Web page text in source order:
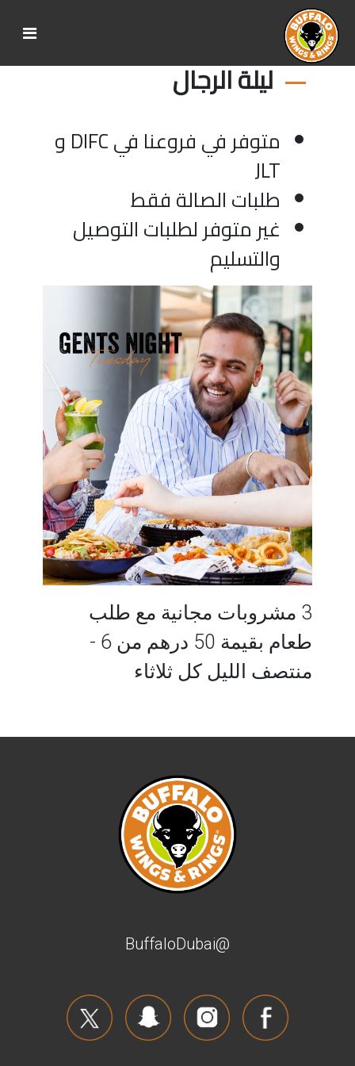
ليلة الرجال
متوفر في فروعنا في DIFC و
JLT
طلبات الصالة فقط
غير متوفر لطلبات التوصيل
والتسليم
3 مشروبات مجانية مع طلب
طعام بقيمة 50 درهم من 6 -
منتصف الليل كل ثلاثاء
@BuffaloDubai